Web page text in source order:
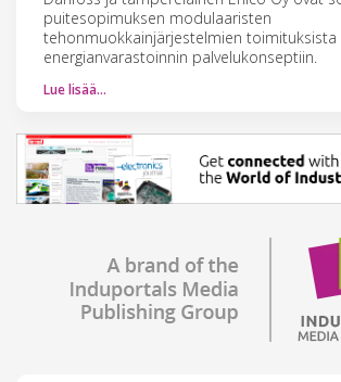
puitesopimuksen modulaaristen
tehonmuokkainjärjestelmien toimituksista
energianvarastoinnin palvelukonseptiin.
Lue lisää…